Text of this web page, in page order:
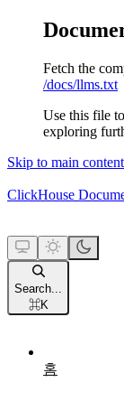
Fetch the
/docs/llms.txt
Use this file
exploring
Skip to main content
ClickHouse
Search...
⌘K
홈